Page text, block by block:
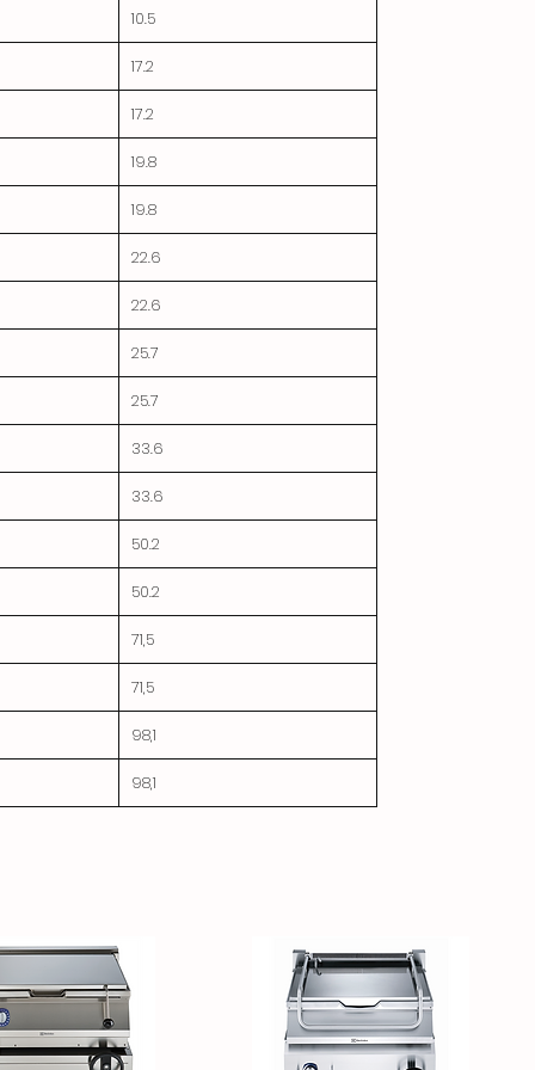
10.5
17.2
17.2
19.8
19.8
22.6
22.6
25.7
25.7
33.6
33.6
50.2
50.2
71,5
71,5
98,1
98,1